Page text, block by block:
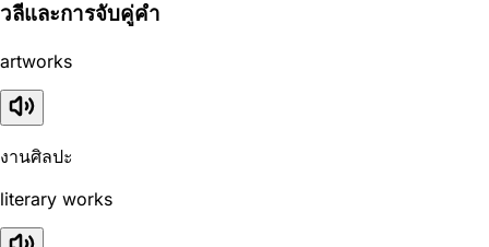
วลีและการจับคู่คำ
artworks
งานศิลปะ
literary works